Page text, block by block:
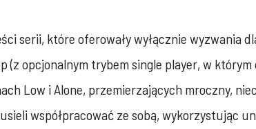
serii, które oferowały wyłącznie wyzwania
opcjonalnym trybem single player, w
Low i Alone, przemierzających mroczny,
współpracować ze sobą, wykorzystując